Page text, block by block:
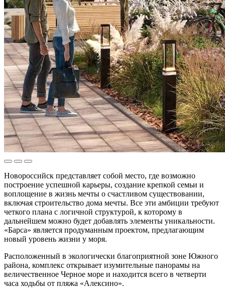
Новороссийск представляет собой место, где возможно
построение успешной карьеры, создание крепкой семьи и
воплощение в жизнь мечты о счастливом существовании,
включая строительство дома мечты. Все эти амбиции требуют
четкого плана с логичной структурой, к которому в
дальнейшем можно будет добавлять элементы уникальности.
«Барса» является продуманным проектом, предлагающим
новый уровень жизни у моря.
Расположенный в экологически благоприятной зоне Южного
района, комплекс открывает изумительные панорамы на
величественное Черное море и находится всего в четверти
часа ходьбы от пляжа «Алексино».